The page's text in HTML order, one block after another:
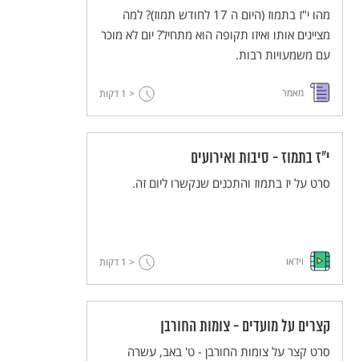
מהו י"ז בתמוז (היום ה 17 לחודש תמוז)? למה
מציינים אותו ואיזו תקופה הוא מתחיל? יום לא מוכר
עם משמעויות רבות.
מאמר < 1 דקות
י"ז בתמוז - סיבות ואירועים
סרט על יז בתמוז והתכנים שנקשרו ליום זה.
וידאו < 1 דקות
קצרים על מועדים - צומות החורבן
סרט קצר על צומות החורבן - ט' באב, עשרה